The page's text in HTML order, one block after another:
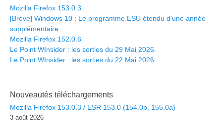
Mozilla Firefox 153.0.3
[Brève] Windows 10 : Le programme ESU étendu d’une année
supplémentaire
Mozilla Firefox 152.0.6
Le Point WInsider : les sorties du 29 Mai 2026.
Le Point WInsider : les sorties du 22 Mai 2026.
Nouveautés téléchargements
Mozilla Firefox 153.0.3 / ESR 153.0 (154.0b, 155.0a)
3 août 2026